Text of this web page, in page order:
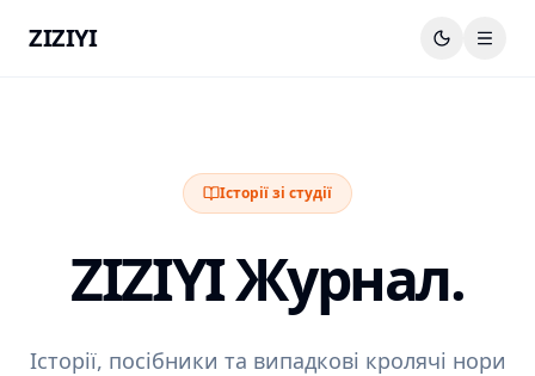
ZIZIYI
Історії зі студії
ZIZIYI Журнал.
Історії, посібники та випадкові кролячі нори